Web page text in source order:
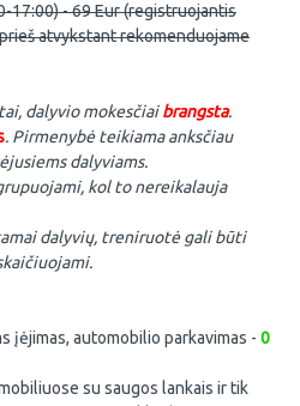
17:00) - 69 Eur (registruojantis
atvykstant rekomenduojame
dalyvio mokesčiaibrangsta.
. Pirmenybė teikiama anksčiau
dalyviams.
kol to nereikalauja
dalyvių, treniruotė gali būti
įėjimas, automobilio parkavimas - 0
su saugos lankais ir tik